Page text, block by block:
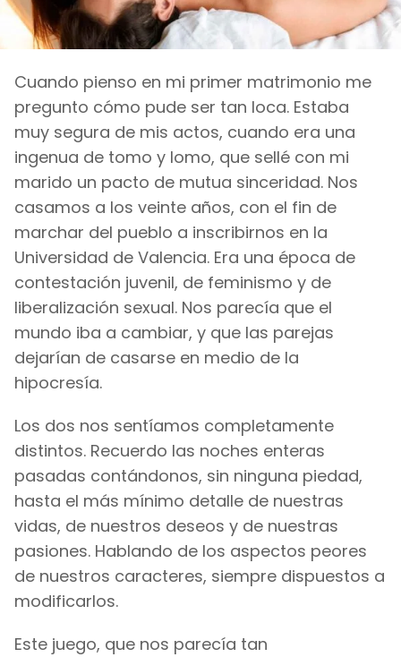
Cuando pienso en mi primer matrimonio me
pregunto cómo pude ser tan loca. Estaba
muy segura de mis actos, cuando era una
ingenua de tomo y lomo, que sellé con mi
marido un pacto de mutua sinceridad. Nos
casamos a los veinte años, con el fin de
marchar del pueblo a inscribirnos en la
Universidad de Valencia. Era una época de
contestación juvenil, de feminismo y de
liberalización sexual. Nos parecía que el
mundo iba a cambiar, y que las parejas
dejarían de casarse en medio de la
hipocresía.
Los dos nos sentíamos completamente
distintos. Recuerdo las noches enteras
pasadas contándonos, sin ninguna piedad,
hasta el más mínimo detalle de nuestras
vidas, de nuestros deseos y de nuestras
pasiones. Hablando de los aspectos peores
de nuestros caracteres, siempre dispuestos a
modificarlos.
Este juego, que nos parecía tan